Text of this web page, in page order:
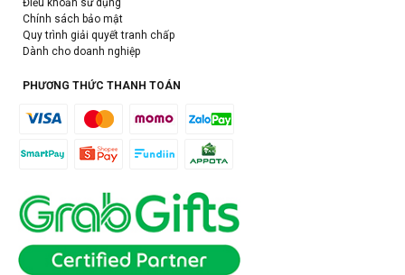
Điều khoản sử dụng
Chính sách bảo mật
Quy trình giải quyết tranh chấp
Dành cho doanh nghiệp
PHƯƠNG THỨC THANH TOÁN